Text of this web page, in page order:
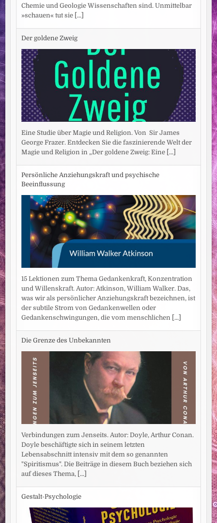
Chemie und Geologie Wissenschaften sind. Unmittelbar
»schauen« tut sie [...]
Der goldene Zweig
Eine Studie über Magie und Religion. Von Sir James
George Frazer. Entdecken Sie die faszinierende Welt der
Magie und Religion in „Der goldene Zweig: Eine [...]
Persönliche Anziehungskraft und psychische
Beeinflussung
15 Lektionen zum Thema Gedankenkraft, Konzentration
und Willenskraft. Autor: Atkinson, William Walker. Das,
was wir als persönlicher Anziehungskraft bezeichnen, ist
der subtile Strom von Gedankenwellen oder
Gedankenschwingungen, die vom menschlichen
[...]
Die Grenze des Unbekannten
Verbindungen zum Jenseits. Autor: Doyle, Arthur Conan.
Doyle beschäftigte sich in seinem letzten
Lebensabschnitt intensiv mit dem so genannten
"Spiritismus". Die Beiträge in diesem Buch beziehen sich
auf dieses Thema,
[...]
Gestalt-Psychologie